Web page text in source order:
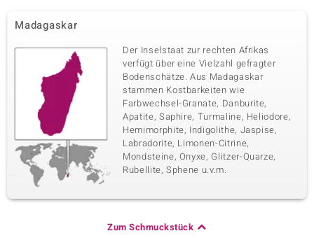
Madagaskar
Der Inselstaat zur rechten Afrikas
verfügt über eine Vielzahl gefragter
Bodenschätze. Aus Madagaskar
stammen Kostbarkeiten wie
Farbwechsel-Granate, Danburite,
Apatite, Saphire, Turmaline, Heliodore,
Hemimorphite, Indigolithe, Jaspise,
Labradorite, Limonen-Citrine,
Mondsteine, Onyxe, Glitzer-Quarze,
Rubellite, Sphene u.v.m.
Zum Schmuckstück